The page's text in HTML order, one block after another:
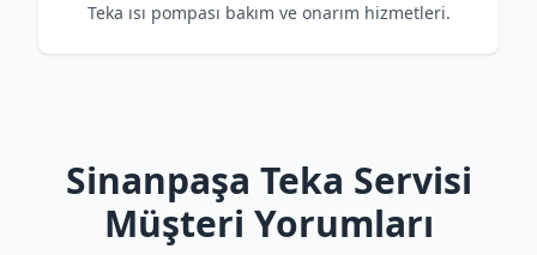
Teka ısı pompası bakım ve onarım hizmetleri.
Sinanpaşa Teka Servisi
Müşteri Yorumları